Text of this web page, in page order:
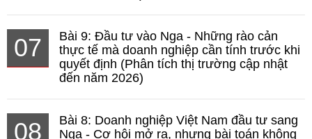
07
Bài 9: Đầu tư vào Nga - Những rào cản
thực tế mà doanh nghiệp cần tính trước khi
quyết định (Phân tích thị trường cập nhật
đến năm 2026)
08
Bài 8: Doanh nghiệp Việt Nam đầu tư sang
Nga - Cơ hội mở ra, nhưng bài toán không